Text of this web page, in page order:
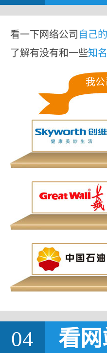
看一下网络公司 自己
了解有没有和一些知
我
04 看